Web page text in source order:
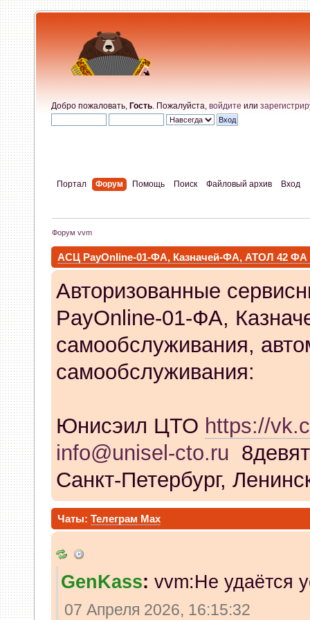
Добро пожаловать, Гость . Пожалуйста, войдите или
Портал Форум Помощь Поиск Файловый архив Вход
Форум vvm
АСЦ PayOnline-01-ФА, Казначей-ФА, АТОЛ 42 ФА
Авторизованные
PayOnline-01-ФА,
самообслуживания,
самообслуживания:
Юнисэил ЦТО https://
info@unisel-cto.ru
Санкт-Петербург,
Чаты:Телеграм Max
GenKass: vvm:Не удаётся
07 Апреля 2026, 16:15:32